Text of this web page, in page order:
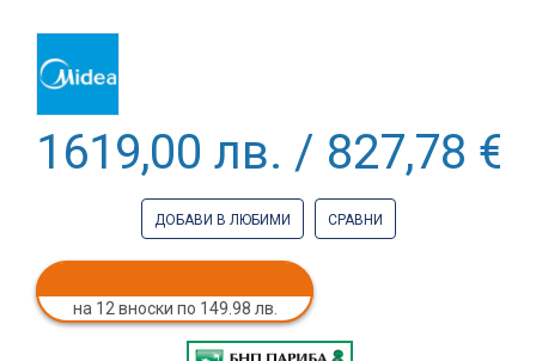
1619,00 лв. / 827,78 €
ДОБАВИ В ЛЮБИМИ СРАВНИ
на 12 вноски по 149.98 лв.